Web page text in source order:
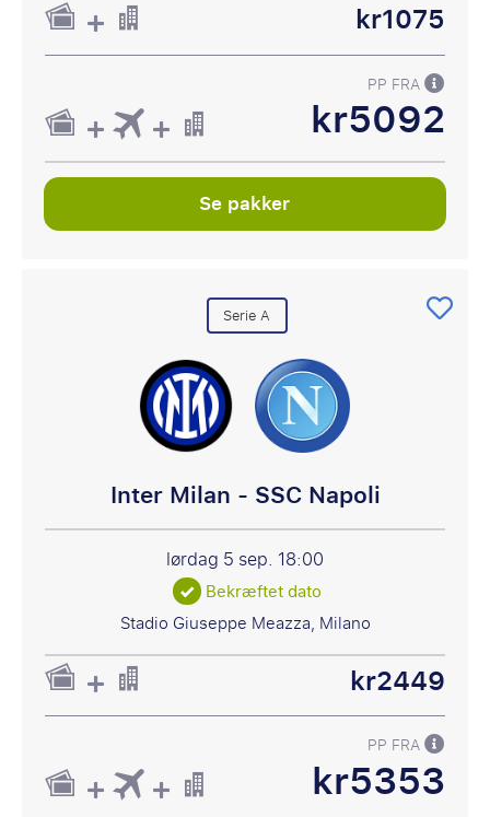
kr1075
PP FRA
kr5092
Se pakker
Serie A
Inter Milan - SSC Napoli
lørdag 5 sep. 18:00
Bekræftet dato
Stadio Giuseppe Meazza, Milano
kr2449
PP FRA
kr5353